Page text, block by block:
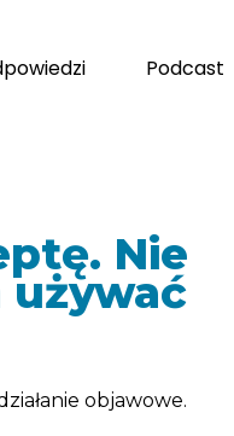
Podcast
Nie
używać
objawowe.